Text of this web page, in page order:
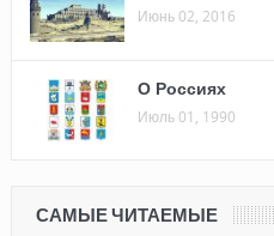
Июнь 02, 2016
О Россиях
Июль 01, 1990
САМЫЕ ЧИТАЕМЫЕ